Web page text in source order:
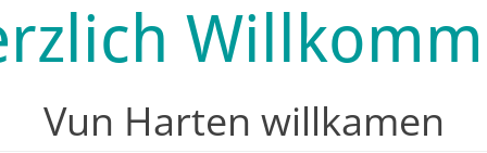
Vun Harten willkamen